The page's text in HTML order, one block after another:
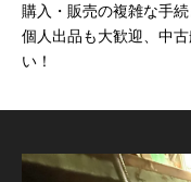
購入・販売の複雑な手
個人出品も大歓迎、中
い！